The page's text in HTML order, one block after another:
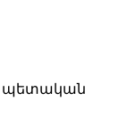
պետական